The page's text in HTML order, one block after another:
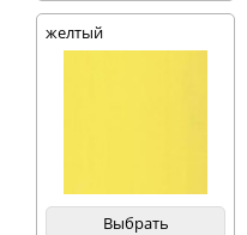
желтый
Выбрать